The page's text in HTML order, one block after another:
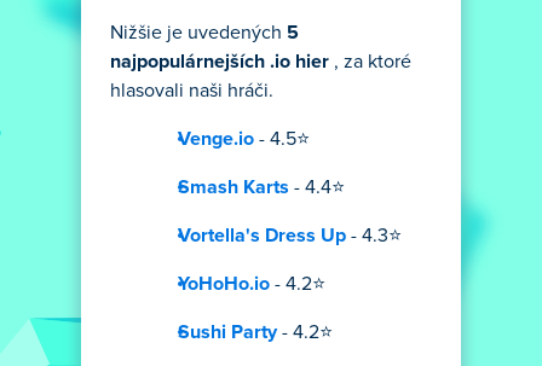
Nižšie je uvedených 5
najpopulárnejších .io hier , za ktoré
hlasovali naši hráči.
Venge.io - 4.5⭐
Smash Karts - 4.4⭐
Vortella's Dress Up - 4.3⭐
YoHoHo.io - 4.2⭐
Sushi Party- 4.2⭐